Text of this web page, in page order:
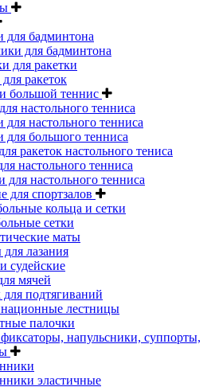
для бадминтона
для бадминтона
для ракетки
ракеток
большой теннис
настольного тенниса
для настольного тенниса
для большого тенниса
ракеток настольного тениса
настольного тенниса
настольного тенниса
для спортзалов
кольца и сетки
сетки
маты
лазания
судейские
мячей
подтягиваний
лестницы
палочки
напульсники, суппорты,
эластичные